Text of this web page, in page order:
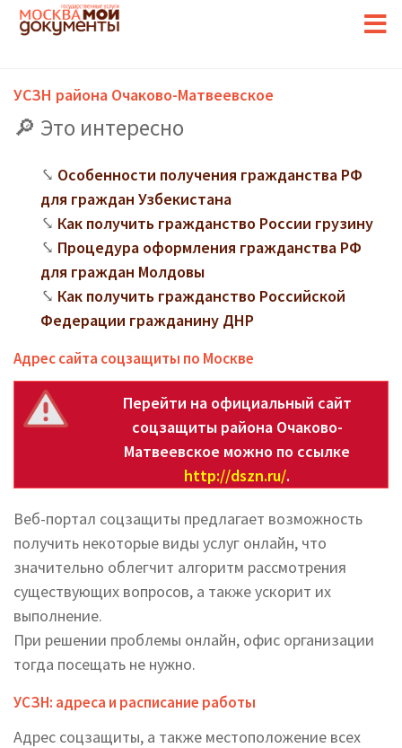
УСЗН района Очаково-Матвеевское
Это интересно
Особенности получения гражданства РФ
для граждан Узбекистана
Как получить гражданство России грузину
Процедура оформления гражданства РФ
для граждан Молдовы
Как получить гражданство Российской
Федерации гражданину ДНР
Адрес сайта соцзащиты по Москве
Перейти на официальный сайт
соцзащиты района Очаково-
Матвеевское можно по ссылке
http://dszn.ru/.
Веб-портал соцзащиты предлагает возможность
получить некоторые виды услуг онлайн, что
значительно облегчит алгоритм рассмотрения
существующих вопросов, а также ускорит их
выполнение.
При решении проблемы онлайн, офис организации
тогда посещать не нужно.
УСЗН: адреса и расписание работы
Адрес соцзащиты, а также местоположение всех